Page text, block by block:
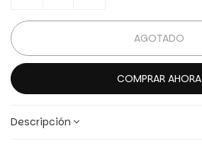
AGOTADO
COMPRAR AHORA
Descripción